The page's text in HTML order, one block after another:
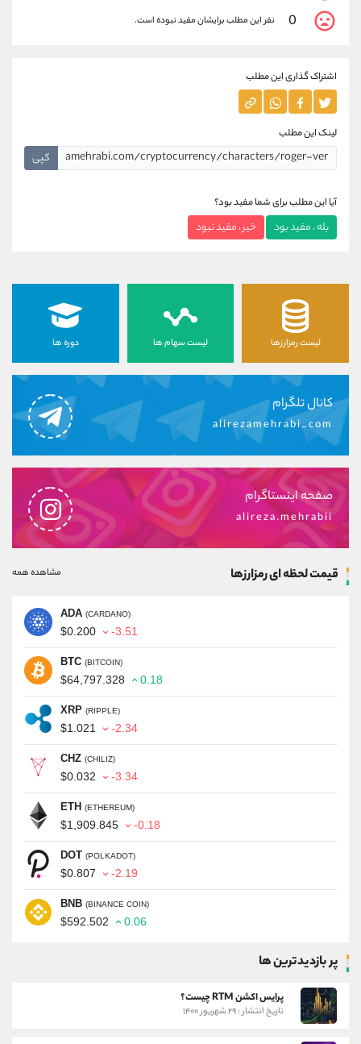
0
نفر این مطلب برایشان مفید نبوده است.
اشتراک گذاری این مطلب
لینک این مطلب
کپی
آیا این مطلب برای شما مفید بود؟
بله ، مفید بود خیر ، مفید نبود
لیست رمزارزها لیست سهام ها دوره ها
کانال تلگرام
alirezamehrabi_com
صفحه اینستاگرام
alireza.mehrabii
قیمت لحظه ای رمزارزها مشاهده همه
ADA (CARDANO)
$0.200 -3.51
BTC (BITCOIN)
$64,797.328 0.18
XRP (RIPPLE)
$1.021 -2.34
CHZ (CHILIZ)
$0.032 -3.34
ETH (ETHEREUM)
$1,909.845 -0.18
DOT (POLKADOT)
$0.807 -2.19
BNB (BINANCE COIN)
$592.502 0.06
پر بازدیدترین ها
پرایس اکشن RTM چیست؟
تاریخ انتشار : ۲۹ شهریور ۱۴۰۰